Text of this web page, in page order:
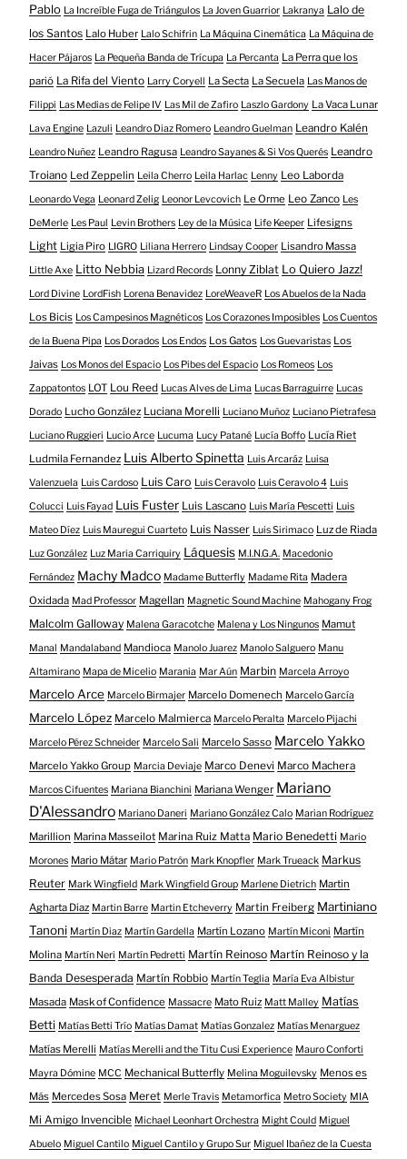
Pablo La Increíble Fuga de Triángulos La Joven Guarrior Lakranya Lalo de
los Santos Lalo Huber Lalo Schifrin La Máquina Cinemática La Máquina de
Hacer Pájaros La Pequeña Banda de Trícupa La Percanta La Perra que los
parió La Rifa del Viento Larry Coryell La Secta La Secuela Las Manos de
Filippi Las Medias de Felipe IV Las Mil de Zafiro Laszlo Gardony La Vaca Lunar
Lava Engine Lazuli Leandro Diaz Romero Leandro Guelman Leandro Kalén
Leandro Nuñez Leandro Ragusa Leandro Sayanes & Si Vos Querés Leandro
Troiano Led Zeppelin Leila Cherro Leila Harlac Lenny Leo Laborda
Leonardo Vega Leonard Zelig Leonor Levcovich Le Orme Leo Zanco Les
DeMerle Les Paul Levin Brothers Ley de la Música Life Keeper Lifesigns
Light Ligia Piro LIGRO Liliana Herrero Lindsay Cooper Lisandro Massa
Little Axe Litto Nebbia Lizard Records Lonny Ziblat Lo Quiero Jazz!
Lord Divine LordFish Lorena Benavidez LoreWeaveR Los Abuelos de la Nada
Los Bicis Los Campesinos Magnéticos Los Corazones Imposibles Los Cuentos
de la Buena Pipa Los Dorados Los Endos Los Gatos Los Guevaristas Los
Jaivas Los Monos del Espacio Los Pibes del Espacio Los Romeos Los
Zappatontos LOT Lou Reed Lucas Alves de Lima Lucas Barraguirre Lucas
Dorado Lucho González Luciana Morelli Luciano Muñoz Luciano Pietrafesa
Luciano Ruggieri Lucio Arce Lucuma Lucy Patané Lucía Boffo Lucía Riet
Ludmila Fernandez Luis Alberto Spinetta Luis Arcaráz Luisa
Valenzuela Luis Cardoso Luis Caro Luis Ceravolo Luis Ceravolo 4 Luis
Colucci Luis Fayad Luis Fuster Luis Lascano Luis María Pescetti Luis
Mateo Díez Luis Mauregui Cuarteto Luis Nasser Luis Sirimaco Luz de Riada
Luz González Luz Maria Carriquiry Láquesis M.I.N.G.A. Macedonio
Fernández Machy Madco Madame Butterfly Madame Rita Madera
Oxidada Mad Professor Magellan Magnetic Sound Machine Mahogany Frog
Malcolm Galloway Malena Garacotche Malena y Los Ningunos Mamut
Manal Mandalaband Mandioca Manolo Juarez Manolo Salguero Manu
Altamirano Mapa de Micelio Marania Mar Aún Marbin Marcela Arroyo
Marcelo Arce Marcelo Birmajer Marcelo Domenech Marcelo García
Marcelo López Marcelo Malmierca Marcelo Peralta Marcelo Pijachi
Marcelo Pérez Schneider Marcelo Sali Marcelo Sasso Marcelo Yakko
Marcelo Yakko Group Marcia Deviaje Marco Denevi Marco Machera
Marcos Cifuentes Mariana Bianchini Mariana Wenger Mariano
D'Alessandro Mariano Daneri Mariano González Calo Marian Rodríguez
Marillion Marina Masseilot Marina Ruiz Matta Mario Benedetti Mario
Morones Mario Mátar Mario Patrón Mark Knopfler Mark Trueack Markus
Reuter Mark Wingfield Mark Wingfield Group Marlene Dietrich Martin
Agharta Diaz Martin Barre Martin Etcheverry Martin Freiberg Martiniano
Tanoni Martín Diaz Martín Gardella Martín Lozano Martín Miconi Martín
Molina Martín Neri Martín Pedretti Martín Reinoso Martín Reinoso y la
Banda Desesperada Martín Robbio Martín Teglia María Eva Albistur
Masada Mask of Confidence Massacre Mato Ruiz Matt Malley Matías
Betti Matías Betti Trío Matías Damat Matías Gonzalez Matías Menarguez
Matías Merelli Matías Merelli and the Titu Cusi Experience Mauro Conforti
Mayra Dómine MCC Mechanical Butterfly Melina Moguilevsky Menos es
Más Mercedes Sosa Meret Merle Travis Metamorfica Metro Society MIA
Mi Amigo Invencible Michael Leonhart Orchestra Might Could Miguel
Abuelo Miguel Cantilo Miguel Cantilo y Grupo Sur Miguel Ibañez de la Cuesta